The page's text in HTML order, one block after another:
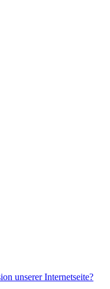
unserer Internetseite?